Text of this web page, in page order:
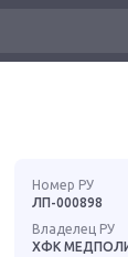
Номер РУ
ЛП-000898
Владелец РУ
ХФК